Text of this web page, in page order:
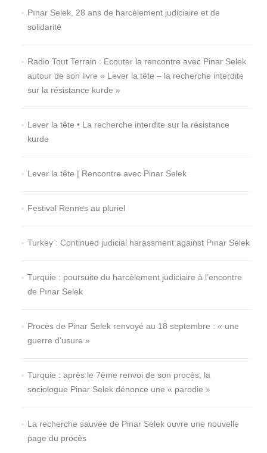
Pınar Selek, 28 ans de harcèlement judiciaire et de
solidarité
Radio Tout Terrain : Ecouter la rencontre avec Pinar Selek
autour de son livre « Lever la tête – la recherche interdite
sur la résistance kurde »
Lever la tête • La recherche interdite sur la résistance
kurde
Lever la tête | Rencontre avec Pinar Selek
Festival Rennes au pluriel
Turkey : Continued judicial harassment against Pınar Selek
Turquie : poursuite du harcèlement judiciaire à l’encontre
de Pınar Selek
Procès de Pinar Selek renvoyé au 18 septembre : « une
guerre d’usure »
Turquie : après le 7ème renvoi de son procès, la
sociologue Pinar Selek dénonce une « parodie »
La recherche sauvée de Pinar Selek ouvre une nouvelle
page du procès